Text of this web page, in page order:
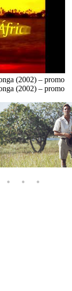
(2002) – promo
(2002) – promo